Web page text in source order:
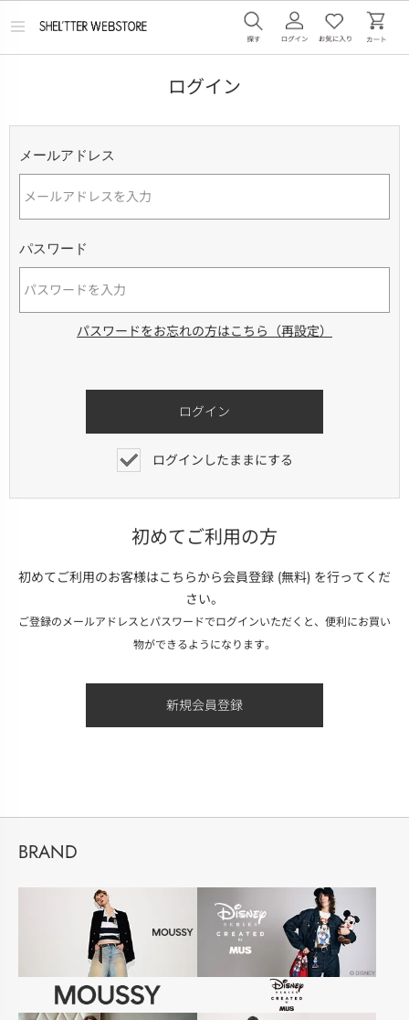
メ
ログイン
メールアドレス
パスワード
パスワードをお忘れの方はこちら（再設定）
ログインしたままにする
初めてご利用の方
初めてご利用のお客様はこちらから会員登録 (無料) を行ってくだ
さい。
ご登録のメールアドレスとパスワードでログインいただくと、便利にお買い
物ができるようになります。
BRAND